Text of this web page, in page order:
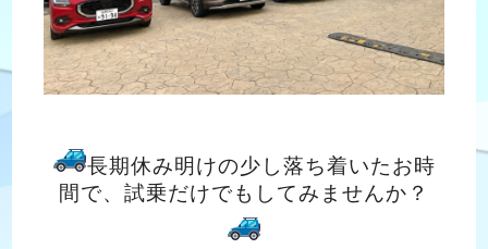
長期休み明けの少し落ち着いたお時
間で、試乗だけでもしてみませんか？